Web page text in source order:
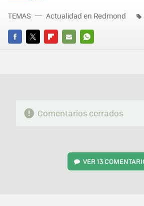
FACEBOOK
TWITTERFLIPBOARD
E-
WHATSAPP
TEMAS Actualidad en Redmond
Comentarios cerrados
VER13